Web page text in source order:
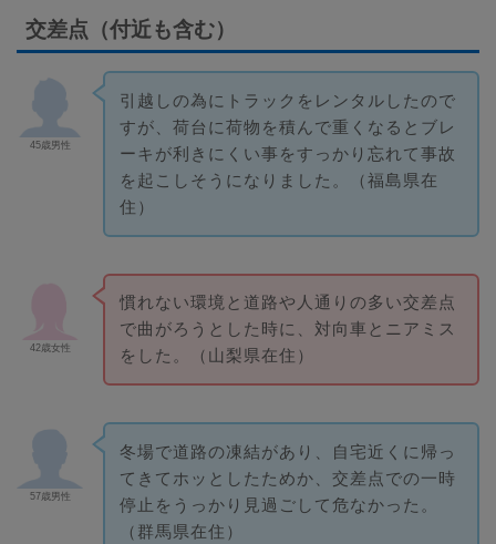
交差点（付近も含む）
45歳男性
引越しの為にトラックをレンタルしたので
すが、荷台に荷物を積んで重くなるとブレ
ーキが利きにくい事をすっかり忘れて事故
を起こしそうになりました。（福島県在
住）
42歳女性
慣れない環境と道路や人通りの多い交差点
で曲がろうとした時に、対向車とニアミス
をした。（山梨県在住）
57歳男性
冬場で道路の凍結があり、自宅近くに帰っ
てきてホッとしたためか、交差点での一時
停止をうっかり見過ごして危なかった。
（群馬県在住）